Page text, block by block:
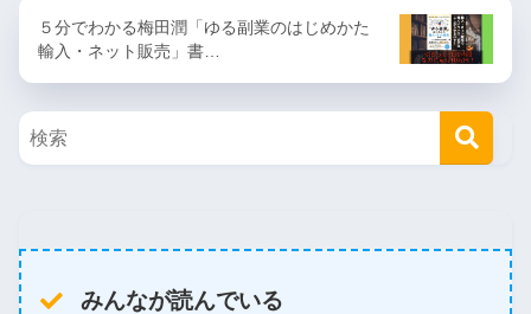
５分でわかる梅田潤「ゆる副業のはじめかた
輸入・ネット販売」書…
みんなが読んでいる